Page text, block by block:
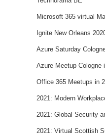
Microsoft 365 virtual
Ignite New Orleans
Azure Saturday
Azure Meetup Cologne
Office 365 Meetups in
2021: Modern
2021: Global Security
2021: Virtual Scottish